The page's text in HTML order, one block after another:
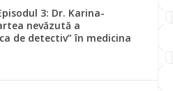
3: Dr. Karina-
nevăzută a
de detectiv” în medicina